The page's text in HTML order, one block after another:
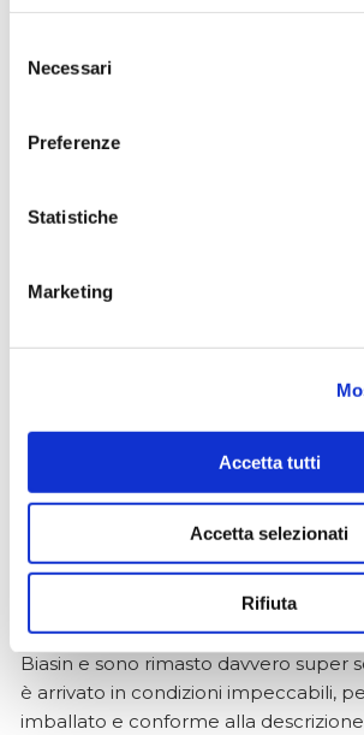
delNecessari
Preferenze
Statistiche
Marketing
Accetta tutti
Accetta selezionati
Rifiuta
cavi vari come regali per il mio
strumento è a dir poco meraviglioso
prodotti è di alto livello. I venditori son..
un mese fa
Ottima esperienza d’acquisto.
effettivamente disponibili come
sorprese o ritardi. Servizio affidabile
Ciro Pio Donnarumma
4 mesi fa
Ho acquistato un Selmer Super
Biasin e sono rimasto davvero super
è arrivato in condizioni impeccabili,
imballato e conforme alla